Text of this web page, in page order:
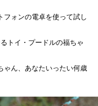
フォンの電卓を使って試し
トイ・プードルの福ちゃ
ゃん、あなたいったい何歳